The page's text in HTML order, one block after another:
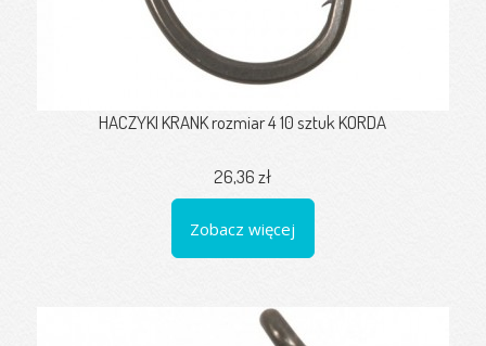
HACZYKI KRANK rozmiar 4 10 sztuk KORDA
26,36 zł
Zobacz więcej